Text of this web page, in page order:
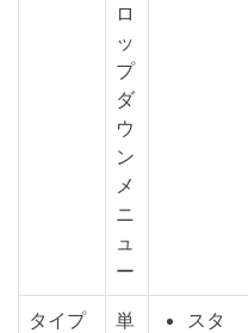
ロ
ッ
プ
ダ
ウ
ン
メ
ニ
ュ
ー
タイプ
単
スタ